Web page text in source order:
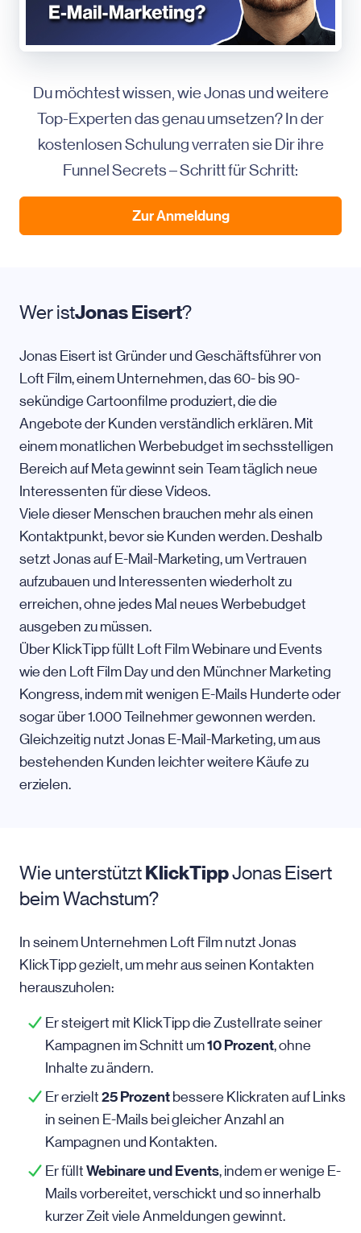
Du möchtest wissen, wie Jonas und weitere
Top-Experten das genau umsetzen? In der
kostenlosen Schulung verraten sie Dir ihre
Funnel Secrets – Schritt für Schritt:
Zur Anmeldung
Wer istJonas Eisert?
Jonas Eisert ist Gründer und Geschäftsführer von
Loft Film, einem Unternehmen, das 60- bis 90-
sekündige Cartoonfilme produziert, die die
Angebote der Kunden verständlich erklären. Mit
einem monatlichen Werbebudget im sechsstelligen
Bereich auf Meta gewinnt sein Team täglich neue
Interessenten für diese Videos.
Viele dieser Menschen brauchen mehr als einen
Kontaktpunkt, bevor sie Kunden werden. Deshalb
setzt Jonas auf E-Mail-Marketing, um Vertrauen
aufzubauen und Interessenten wiederholt zu
erreichen, ohne jedes Mal neues Werbebudget
ausgeben zu müssen.
Über KlickTipp füllt Loft Film Webinare und Events
wie den Loft Film Day und den Münchner Marketing
Kongress, indem mit wenigen E-Mails Hunderte oder
sogar über 1.000 Teilnehmer gewonnen werden.
Gleichzeitig nutzt Jonas E-Mail-Marketing, um aus
bestehenden Kunden leichter weitere Käufe zu
erzielen.
Wie unterstütztKlickTippJonas Eisert
beim Wachstum?
In seinem Unternehmen Loft Film nutzt Jonas
KlickTipp gezielt, um mehr aus seinen Kontakten
herauszuholen:
Er steigert mit KlickTipp die Zustellrate seiner
Kampagnen im Schnitt um10 Prozent, ohne
Inhalte zu ändern.
Er erzielt 25 Prozent bessere Klickraten auf Links
in seinen E-Mails bei gleicher Anzahl an
Kampagnen und Kontakten.
Er füllt Webinare und Events, indem er wenige E-
Mails vorbereitet, verschickt und so innerhalb
kurzer Zeit viele Anmeldungen gewinnt.